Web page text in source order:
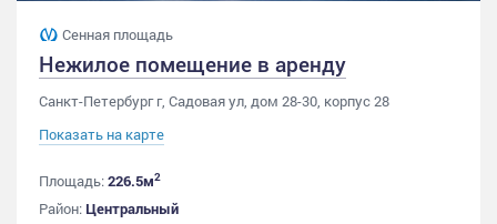
Сенная площадь
Нежилое помещение в аренду
Санкт-Петербург г, Садовая ул, дом 28-30, корпус 28
Показать на карте
Площадь:226.5м2
Район: Центральный